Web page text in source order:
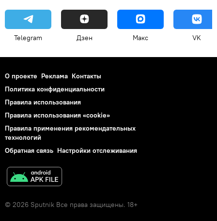
Telegram Дзен Макс VK
О проекте Реклама Контакты
Политика конфиденциальности
Правила использования
Правила использования «cookie»
Правила применения рекомендательных
технологий
Обратная связь Настройки отслеживания
© 2026 Sputnik Все права защищены. 18+